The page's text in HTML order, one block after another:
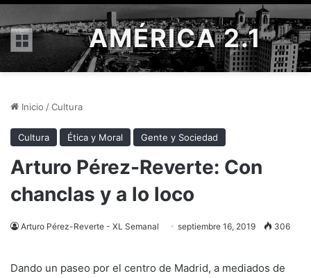
Menú AMÉRICA 2.1
Inicio /Cultura
Cultura Ética y Moral Gente y Sociedad
Arturo Pérez-Reverte: Con
chanclas y a lo loco
Arturo Pérez-Reverte - XL Semanal septiembre 16, 2019 306
Dando un paseo por el centro de Madrid, a mediados de